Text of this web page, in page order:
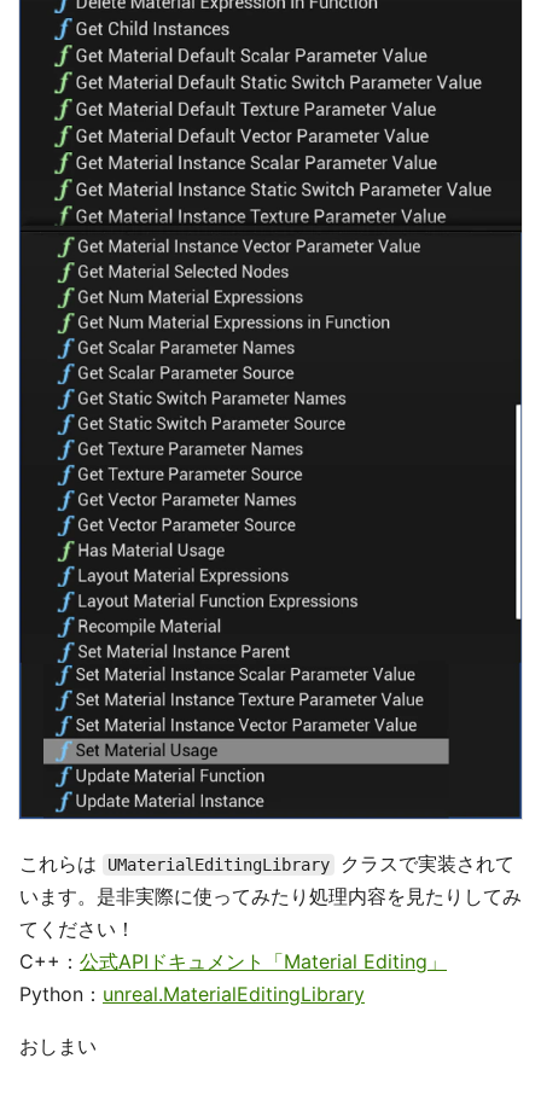
これらは UMaterialEditingLibrary
クラスで実装されて
います。是非実際に使ってみたり処理内容を見たりしてみ
てください！
C++： 公式APIドキュメント「Material Editing」
Python： unreal.MaterialEditingLibrary
おしまい